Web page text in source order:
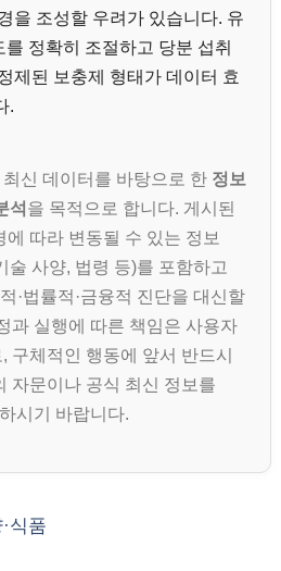
을 조성할 우려가 있습니다. 유
정확히 조절하고 당분 섭취
제된 보충제 형태가 데이터 효
.
신 데이터를 바탕으로 한 정보
석 을 목적으로 합니다. 게시된
에 따라 변동될 수 있는 정보
술 사양, 법령 등)를 포함하고
·법률적·금융적 진단을 대신할
과 실행에 따른 책임은 사용자
구체적인 행동에 앞서 반드시
자문이나 공식 최신 정보를
시기 바랍니다.
식품